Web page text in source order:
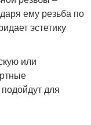
ему резьба по
эстетику
или
для